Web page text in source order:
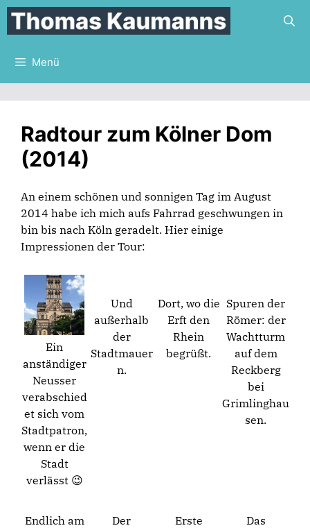
Zum
Inhalt
springen
Menü
Radtour zum Kölner Dom
(2014)
An einem schönen und sonnigen Tag im August
2014 habe ich mich aufs Fahrrad geschwungen in
bin bis nach Köln geradelt. Hier einige
Impressionen der Tour:
Ein
anständiger
Neusser
verabschied
et sich vom
Stadtpatron,
wenn er die
Stadt
verlässt 😉
Und
außerhalb
der
Stadtmauer
n.
Dort, wo die
Erft den
Rhein
begrüßt.
Spuren der
Römer: der
Wachtturm
auf dem
Reckberg
bei
Grimlinghau
sen.
Endlich am
Der
Erste
Das